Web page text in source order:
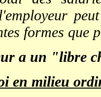
formes que
a un "libre
en milieu